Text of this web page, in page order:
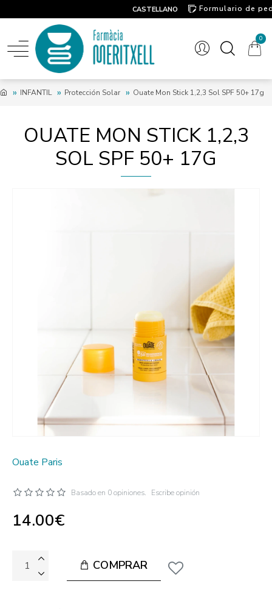
CASTELLANO
Formulario de
0
INFANTIL Protección Solar Ouate Mon Stick 1,2,3 Sol SPF 50+ 17g
OUATE MON STICK 1,2,3
SOL SPF 50+ 17G
Ouate Paris
Basado en 0 opiniones. Escribe opinión
14.00€
COMPRAR